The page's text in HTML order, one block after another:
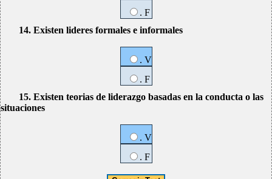
. F
14. Existen lideres formales e informales
. V
. F
15. Existen teorias de liderazgo basadas en la conducta o las
situaciones
. V
. F